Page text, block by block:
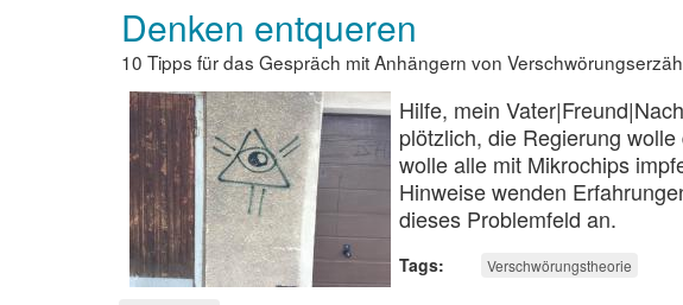
umdeklarieren
Denken entqueren
10 Tipps für das Gespräch mit Anhängern von
Hilfe, mein
plötzlich, die Regierung
wolle alle mit Mikrochips
Hinweise wenden
dieses Problemfeld an.
Tags Verschwörungstheorie